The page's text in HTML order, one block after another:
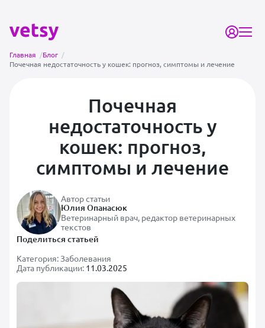
Главная /Блог /
Почечная недостаточность у кошек: прогноз, симптомы и лечение
Почечная
недостаточность у
кошек: прогноз,
симптомы и лечение
Автор статьи
Юлия Опанасюк
Ветеринарный врач, редактор ветеринарных
текстов
Поделиться статьей
Категория:Заболевания
Дата публикации: 11.03.2025